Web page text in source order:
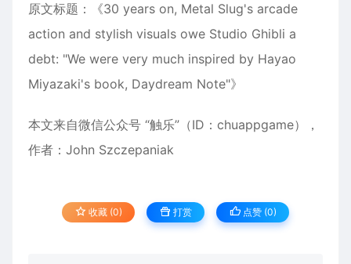
原文标题：《30 years on, Metal Slug's arcade
action and stylish visuals owe Studio Ghibli a
debt: "We were very much inspired by Hayao
Miyazaki's book, Daydream Note"》
本文来自微信公众号 “触乐”（ID：chuappgame）
，
作者：John Szczepaniak
收藏 (0) 打赏 点赞 (0)